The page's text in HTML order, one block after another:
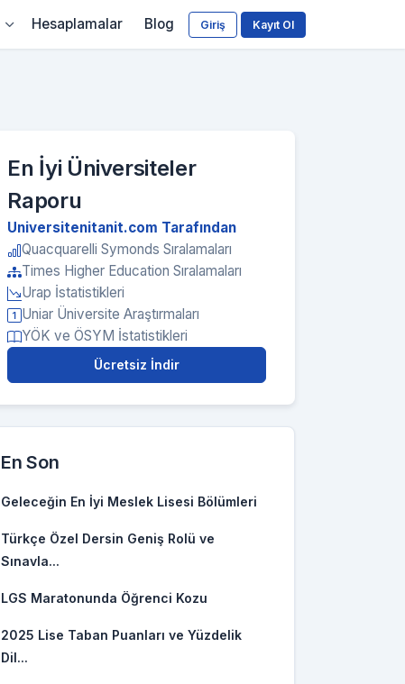
Giriş Kayıt Ol
Hesaplamalar Blog
En İyi Üniversiteler
Raporu
Universitenitanit.com Tarafından
Quacquarelli Symonds Sıralamaları
Times Higher Education Sıralamaları
Urap İstatistikleri
Uniar Üniversite Araştırmaları
YÖK ve ÖSYM İstatistikleri
Ücretsiz İndir
En Son
Geleceğin En İyi Meslek Lisesi Bölümleri
Türkçe Özel Dersin Geniş Rolü ve
Sınavla...
LGS Maratonunda Öğrenci Kozu
2025 Lise Taban Puanları ve Yüzdelik
Dil...